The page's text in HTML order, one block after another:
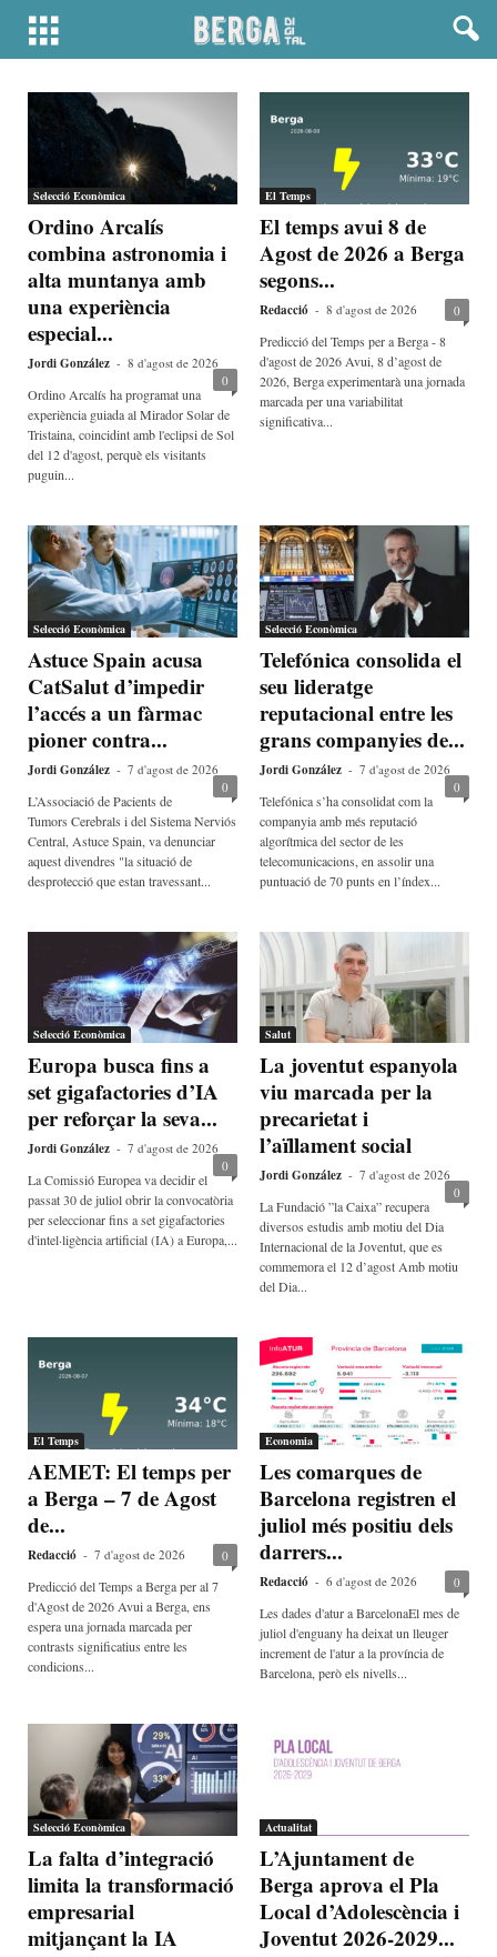
Selecció Econòmica
Ordino Arcalís
combina astronomia i
alta muntanya amb
una experiència
especial...
Jordi González - 8 d'agost de 2026
0
Ordino Arcalís ha programat una
experiència guiada al Mirador Solar de
Tristaina, coincidint amb l'eclipsi de Sol
del 12 d'agost, perquè els visitants
puguin...
El Temps
El temps avui 8 de
Agost de 2026 a Berga
segons...
Redacció - 8 d'agost de 2026 0
Predicció del Temps per a Berga - 8
d'agost de 2026 Avui, 8 d’agost de
2026, Berga experimentarà una jornada
marcada per una variabilitat
significativa...
Selecció Econòmica
Astuce Spain acusa
CatSalut d’impedir
l’accés a un fàrmac
pioner contra...
Jordi González - 7 d'agost de 2026
0
L’Associació de Pacients de
Tumors Cerebrals i del Sistema Nerviós
Central, Astuce Spain, va denunciar
aquest divendres "la situació de
desprotecció que estan travessant...
Selecció Econòmica
Telefónica consolida el
seu lideratge
reputacional entre les
grans companyies de...
Jordi González - 7 d'agost de 2026
0
Telefónica s’ha consolidat com la
companyia amb més reputació
algorítmica del sector de les
telecomunicacions, en assolir una
puntuació de 70 punts en l’índex...
Selecció Econòmica
Europa busca fins a
set gigafactories d’IA
per reforçar la seva...
Jordi González - 7 d'agost de 2026
0
La Comissió Europea va decidir el
passat 30 de juliol obrir la convocatòria
per seleccionar fins a set gigafactories
d'intel·ligència artificial (IA) a Europa,...
Salut
La joventut espanyola
viu marcada per la
precarietat i
l’aïllament social
Jordi González - 7 d'agost de 2026
0
La Fundació ”la Caixa” recupera
diversos estudis amb motiu del Dia
Internacional de la Joventut, que es
commemora el 12 d’agost Amb motiu
del Dia...
El Temps
AEMET: El temps per
a Berga – 7 de Agost
de...
Redacció - 7 d'agost de 2026 0
Predicció del Temps a Berga per al 7
d'Agost de 2026 Avui a Berga, ens
espera una jornada marcada per
contrasts significatius entre les
condicions...
Economia
Les comarques de
Barcelona registren el
juliol més positiu dels
darrers...
Redacció - 6 d'agost de 2026 0
Les dades d'atur a BarcelonaEl mes de
juliol d'enguany ha deixat un lleuger
increment de l'atur a la província de
Barcelona, però els nivells...
Selecció Econòmica
La falta d’integració
limita la transformació
empresarial
mitjançant la IA
Actualitat
L’Ajuntament de
Berga aprova el Pla
Local d’Adolescència i
Joventut 2026-2029...